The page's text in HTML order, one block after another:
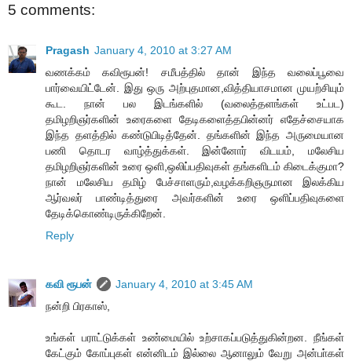
5 comments:
Pragash January 4, 2010 at 3:27 AM
வணக்கம் கவிரூபன்! சமீபத்தில் தான் இந்த வலைப்பூவை
பார்வையிட்டேன். இது ஒரு அற்புதமான,வித்தியாசமான முயற்சியும்
கூட. நான் பல இடங்களில் (வலைத்தளங்கள் உட்பட)
தமிழறிஞர்களின் உரைகளை தேடிகளைத்தபின்னர் எதேச்சையாக
இந்த தளத்தில் கண்டுபிடித்தேன். தங்களின் இந்த அருமையான
பணி தொடர வாழ்த்துக்கள். இன்னோர் விடயம், மலேசிய
தமிழறிஞர்களின் உரை ஒளி,ஒலிப்பதிவுகள் தங்களிடம் கிடைக்குமா?
நான் மலேசிய தமிழ் பேச்சாளரும்,வழக்கறிஞருமான இலக்கிய
ஆர்வலர் பாண்டித்துரை அவர்களின் உரை ஒளிப்பதிவுகளை
தேடிக்கொண்டிருக்கிறேன்.
Reply
கவி ரூபன்
January 4, 2010 at 3:45 AM
நன்றி பிரகாஸ்,
உங்கள் பராட்டுக்கள் உண்மையில் உற்சாகப்படுத்துகின்றன. நீங்கள்
கேட்கும் கோப்புகள் என்னிடம் இல்லை ஆனாலும் வேறு அன்பா்கள்